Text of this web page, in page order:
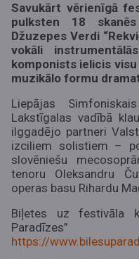
Savukārt vērienīgāf
pulksten 18
Džuzepes Verdi
vokāli
komponists ielicis visu
muzikālo formu
Liepājas
Lakstīgalas vadībā
ilggadējo partneri
izciliem solistiem –
slovēniešu
tenoru Oleksandru
operas basu Rihardu
Biļetes uz festivāla
https://